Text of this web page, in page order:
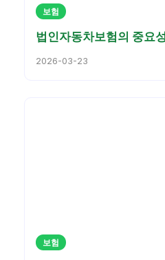
보험
법인자동차보험의 중요
2026-03-23
보험